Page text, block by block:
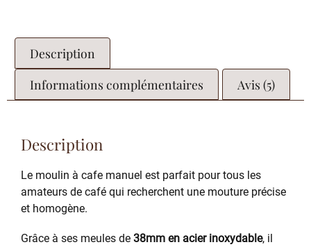
Description
Informations complémentaires
Avis (5)
Description
Le moulin à cafe manuel est parfait pour tous les
amateurs de café qui recherchent une mouture précise
et homogène.
Grâce à ses meules de 38mm en acier inoxydable, il